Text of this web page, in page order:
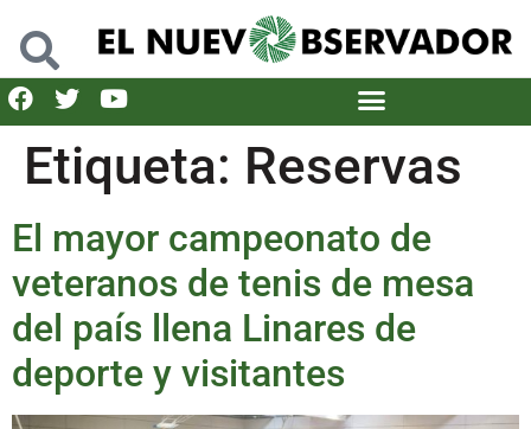
Etiqueta: Reservas
El mayor campeonato de
veteranos de tenis de mesa
del país llena Linares de
deporte y visitantes